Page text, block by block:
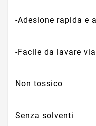
-Adesione rapida e
-Facile da lavare
Non tossico
Senza solventi